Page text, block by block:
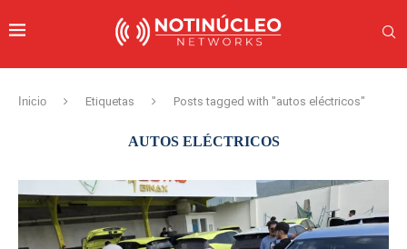
Inicio Etiquetas Posts tagged with "autos eléctricos"
AUTOS ELÉCTRICOS